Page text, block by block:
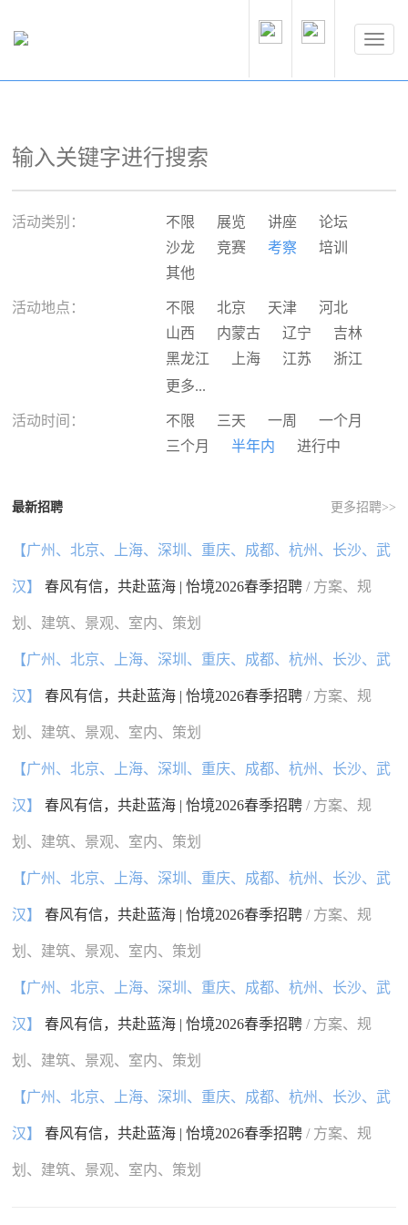
活动类别： 不限 展览 讲座
论坛
沙龙
竞赛 考察
培训
其他
活动地点： 不限 北京 天津
河北
山西
内蒙古 辽宁
吉林
黑龙江
上海 江苏
浙江
安徽
广东
广西
海南 重庆
四川
国外
更多...
活动时间： 不限 三天 一周
一个月
三个月
半年内 进行中
最新招聘 更多招聘>>
【广州、北京、上海、深圳、重庆、成都、杭州、长沙、武
汉】 春风有信，共赴蓝海 | 怡境2026春季招聘/ 方案、规
划、建筑、景观、室内、策划
【广州、北京、上海、深圳、重庆、成都、杭州、长沙、武
汉】 春风有信，共赴蓝海 | 怡境2026春季招聘/ 方案、规
划、建筑、景观、室内、策划
【广州、北京、上海、深圳、重庆、成都、杭州、长沙、武
汉】 春风有信，共赴蓝海 | 怡境2026春季招聘/ 方案、规
划、建筑、景观、室内、策划
【广州、北京、上海、深圳、重庆、成都、杭州、长沙、武
汉】 春风有信，共赴蓝海 | 怡境2026春季招聘/ 方案、规
划、建筑、景观、室内、策划
【广州、北京、上海、深圳、重庆、成都、杭州、长沙、武
汉】 春风有信，共赴蓝海 | 怡境2026春季招聘/ 方案、规
划、建筑、景观、室内、策划
【广州、北京、上海、深圳、重庆、成都、杭州、长沙、武
汉】 春风有信，共赴蓝海 | 怡境2026春季招聘/ 方案、规
划、建筑、景观、室内、策划